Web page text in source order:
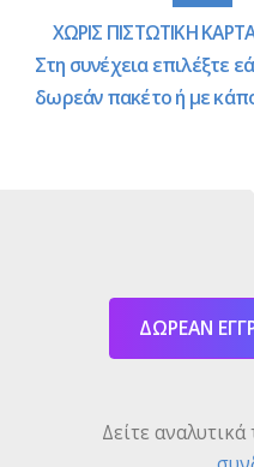
ΧΩΡΙΣ ΠΙΣΤΩΤΙΚΗ
Στη συνέχεια επιλέξτε
δωρεάν πακέτο ή με
ΔΩΡΕΑΝ
Δείτε